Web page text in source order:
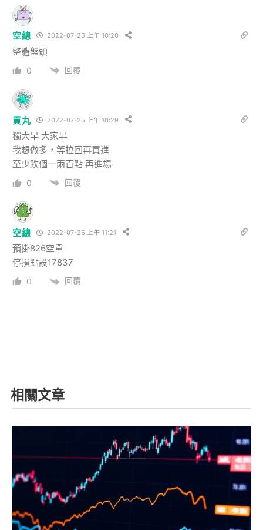
空總 2022-07-25 上午 10:20
整體盤頭
0 回覆
貢丸 2022-07-25 上午 10:29
獨大早 大家早
我想做多，等拉回再買進
至少跌個一兩百點 再進場
0 回覆
空總 2022-07-25 上午 11:21
預掛826空單
停損點設17837
0 回覆
相關文章